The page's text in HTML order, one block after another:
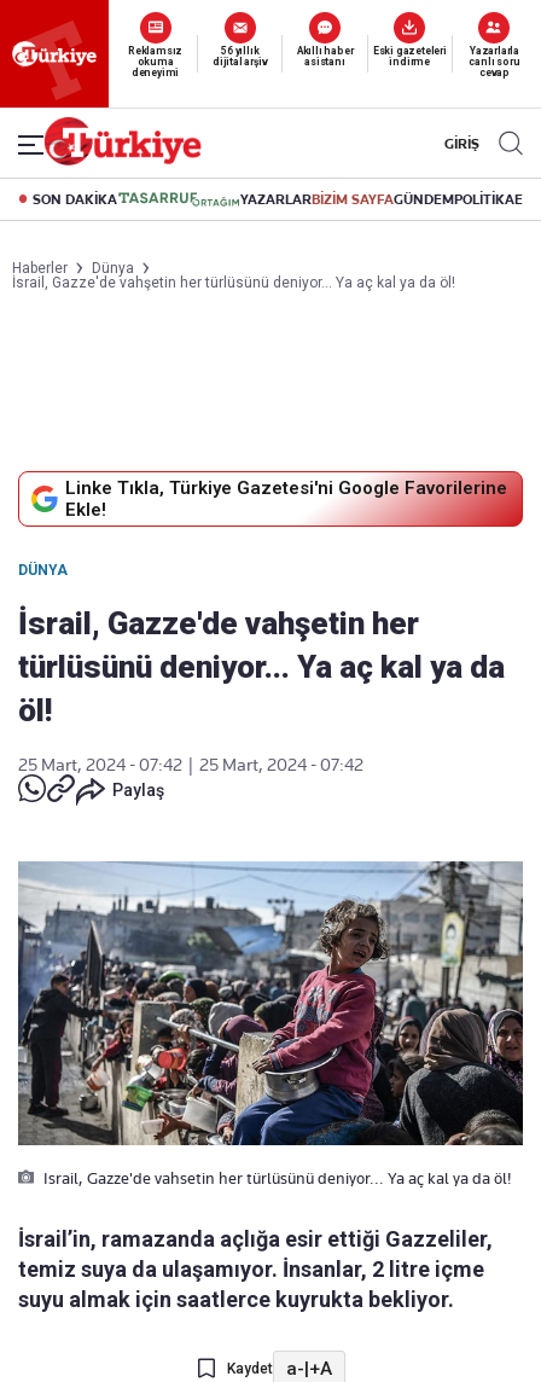
Yeni nesil dijital
abonelik 19 TL’den başlayan fiyatlarla.
GİRİŞ
SON DAKİKA YAZARLARBİZİM SAYFAGÜNDEMPOLİTİKA
Haberler
Dünya
İsrail, Gazze'de vahşetin her türlüsünü deniyor... Ya aç kal ya da öl!
Linke Tıkla, Türkiye Gazetesi'ni Google Favorilerine
Ekle!
DÜNYA
İsrail, Gazze'de vahşetin her
türlüsünü deniyor... Ya aç kal ya da
öl!
25 Mart, 2024 - 07:42
25 Mart, 2024 - 07:42
Paylaş
Israil, Gazze'de vahsetin her türlüsünü deniyor... Ya aç kal ya da öl!
İsrail’in, ramazanda açlığa esir ettiği Gazzeliler,
temiz suya da ulaşamıyor. İnsanlar, 2 litre içme
suyu almak için saatlerce kuyrukta bekliyor.
Kaydet a-|+A